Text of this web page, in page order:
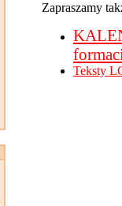
Zapraszamy
Teksty